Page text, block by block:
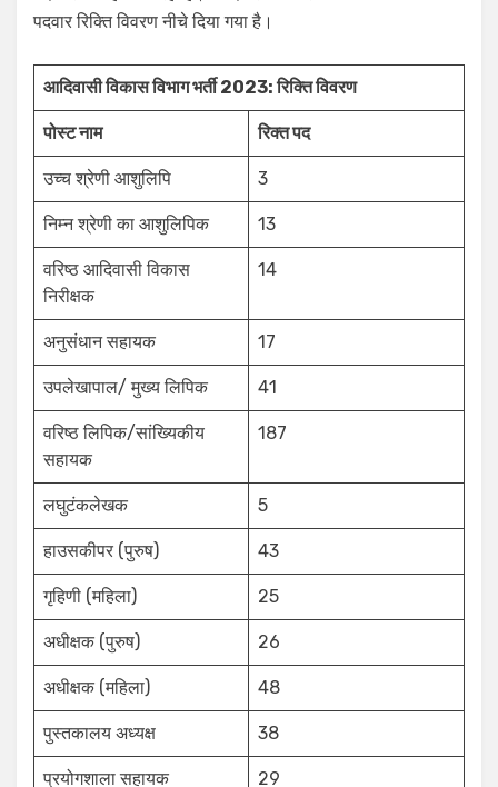
पदवार रिक्ति विवरण नीचे दिया गया है।
आदिवासी विकास विभाग भर्ती 2023: रिक्ति विवरण
पोस्ट नाम रिक्त पद
उच्च श्रेणी आशुलिपि 3
निम्न श्रेणी का आशुलिपिक 13
वरिष्ठ आदिवासी विकास
निरीक्षक
14
अनुसंधान सहायक 17
उपलेखापाल/ मुख्य लिपिक 41
वरिष्ठ लिपिक/सांख्यिकीय
सहायक
187
लघुटंकलेखक 5
हाउसकीपर (पुरुष) 43
गृहिणी (महिला) 25
अधीक्षक (पुरुष) 26
अधीक्षक (महिला) 48
पुस्तकालय अध्यक्ष 38
प्रयोगशाला सहायक 29